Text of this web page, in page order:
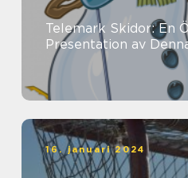
Telemark Skidor: En
Presentation av
16. januari 2024